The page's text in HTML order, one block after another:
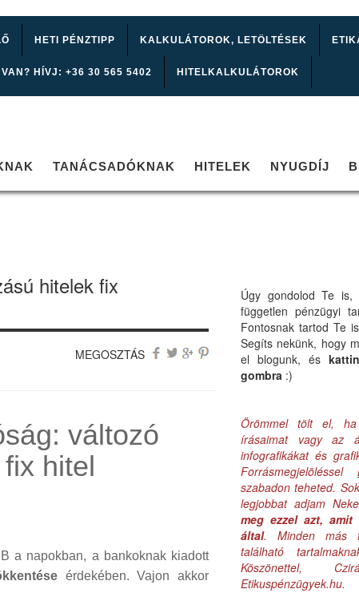
HETI PÉNZTIPP KALKULÁTOROK, LETÖLTÉSEK
VAN? HÍVJ: +36 30 565 5402 HITELKALKULÁTOROK
TANÁCSADÓKNAK HITELEK NYUGDÍJ
hitelek fix
MEGOSZTÁS
változó
hitel
a napokban, a bankoknak kiadott
érdekében. Vajon akkor
Úgy gondolod Te is,
független pénzügyi
Fontosnak tartod Te
Segíts nekünk, hogy
el blogunk, és
gombra :)
Örömmel tölt el,
írásaimat vagy az
infografikákat és
Forrásmegjelöléssel
szabadon teheted.
legjobbat adjam
meg ezzel azt, amit
által. Minden más
található
Köszönettel,
Etikuspénzügyek.hu.